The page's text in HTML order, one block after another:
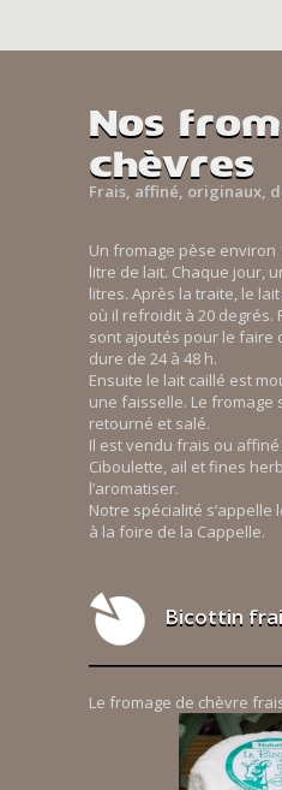
Nos
chèvres
Frais, affiné, originaux,
Un fromage pèse environ
litre de lait. Chaque jour,
litres. Après la traite, le
où il refroidit à 20 degrés.
sont ajoutés pour le faire
dure de 24 à 48 h.
Ensuite le lait caillé est
une faisselle. Le fromage
retourné et salé.
Il est vendu frais ou affiné
Ciboulette, ail et fines
l’aromatiser.
Notre spécialité s’appelle
à la foire de la Cappelle.
Bicottin
Le fromage de chèvre